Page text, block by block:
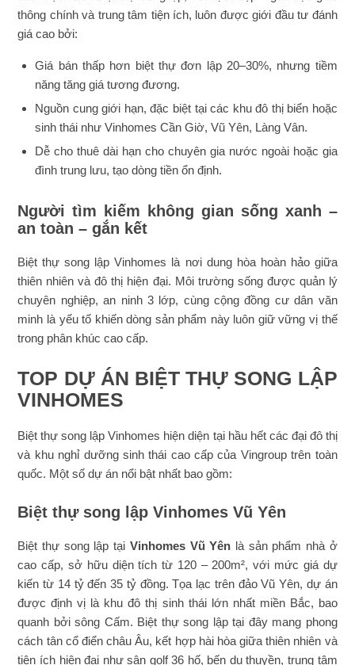
thông chính và trung tâm tiện ích, luôn được giới đầu tư đánh
giá cao bởi:
Giá bán thấp hơn biệt thự đơn lập 20–30%, nhưng tiềm
năng tăng giá tương đương.
Nguồn cung giới hạn, đặc biệt tại các khu đô thị biển hoặc
sinh thái như Vinhomes Cần Giờ, Vũ Yên, Làng Vân.
Dễ cho thuê dài hạn cho chuyên gia nước ngoài hoặc gia
đình trung lưu, tạo dòng tiền ổn định.
Người tìm kiếm không gian sống xanh –
an toàn – gắn kết
Biệt thự song lập Vinhomes là nơi dung hòa hoàn hảo giữa
thiên nhiên và đô thị hiện đại. Môi trường sống được quản lý
chuyên nghiệp, an ninh 3 lớp, cùng cộng đồng cư dân văn
minh là yếu tố khiến dòng sản phẩm này luôn giữ vững vị thế
trong phân khúc cao cấp.
TOP DỰ ÁN BIỆT THỰ SONG LẬP
VINHOMES
Biệt thự song lập Vinhomes hiện diện tại hầu hết các đại đô thị
và khu nghỉ dưỡng sinh thái cao cấp của Vingroup trên toàn
quốc. Một số dự án nổi bật nhất bao gồm:
Biệt thự song lập Vinhomes Vũ Yên
Biệt thự song lập tại Vinhomes Vũ Yên là sản phẩm nhà ở
cao cấp, sở hữu diện tích từ 120 – 200m², với mức giá dự
kiến từ 14 tỷ đến 35 tỷ đồng. Tọa lạc trên đảo Vũ Yên, dự án
được định vị là khu đô thị sinh thái lớn nhất miền Bắc, bao
quanh bởi sông Cấm. Biệt thự song lập tại đây mang phong
cách tân cổ điển châu Âu, kết hợp hài hòa giữa thiên nhiên và
tiện ích hiện đại như sân golf 36 hố, bến du thuyền, trung tâm